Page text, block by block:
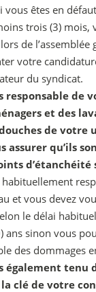
vous êtes en
trois (3) mois,
de l’assemblée
votre
du syndicat.
responsable de
et des
de votre
assurer qu’ils
d’étanchéité
habituellement
et vous devez
le délai
ans sinon vous
des dommages
également tenu
clé de votre